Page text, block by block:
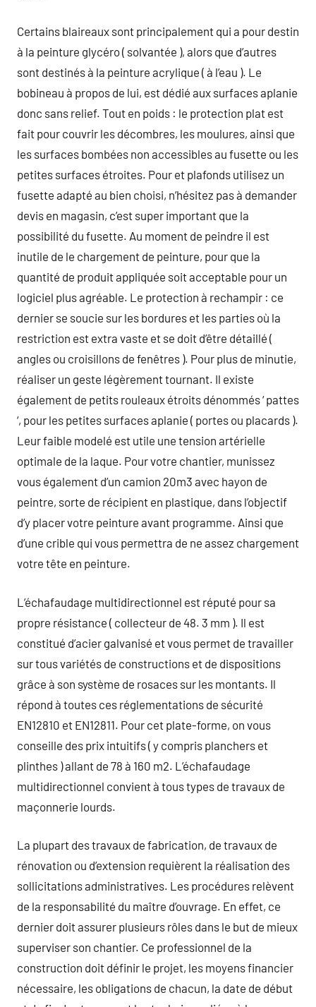
Certains blaireaux sont principalement qui a pour destin
à la peinture glycéro ( solvantée ), alors que d’autres
sont destinés à la peinture acrylique ( à l’eau ). Le
bobineau à propos de lui, est dédié aux surfaces aplanie
donc sans relief. Tout en poids : le protection plat est
fait pour couvrir les décombres, les moulures, ainsi que
les surfaces bombées non accessibles au fusette ou les
petites surfaces étroites. Pour et plafonds utilisez un
fusette adapté au bien choisi, n’hésitez pas à demander
devis en magasin, c’est super important que la
possibilité du fusette. Au moment de peindre il est
inutile de le chargement de peinture, pour que la
quantité de produit appliquée soit acceptable pour un
logiciel plus agréable. Le protection à rechampir : ce
dernier se soucie sur les bordures et les parties où la
restriction est extra vaste et se doit d’être détaillé (
angles ou croisillons de fenêtres ). Pour plus de minutie,
réaliser un geste légèrement tournant. Il existe
également de petits rouleaux étroits dénommés ‘ pattes
‘, pour les petites surfaces aplanie ( portes ou placards ).
Leur faible modelé est utile une tension artérielle
optimale de la laque. Pour votre chantier, munissez
vous également d’un camion 20m3 avec hayon de
peintre, sorte de récipient en plastique, dans l’objectif
d’y placer votre peinture avant programme. Ainsi que
d’une crible qui vous permettra de ne assez chargement
votre tête en peinture.
L’échafaudage multidirectionnel est réputé pour sa
propre résistance ( collecteur de 48. 3 mm ). Il est
constitué d’acier galvanisé et vous permet de travailler
sur tous variétés de constructions et de dispositions
grâce à son système de rosaces sur les montants. Il
répond à toutes ces réglementations de sécurité
EN12810 et EN12811. Pour cet plate-forme, on vous
conseille des prix intuitifs ( y compris planchers et
plinthes ) allant de 78 à 160 m2. L’échafaudage
multidirectionnel convient à tous types de travaux de
maçonnerie lourds.
La plupart des travaux de fabrication, de travaux de
rénovation ou d’extension requièrent la réalisation des
sollicitations administratives. Les procédures relèvent
de la responsabilité du maître d’ouvrage. En effet, ce
dernier doit assurer plusieurs rôles dans le but de mieux
superviser son chantier. Ce professionnel de la
construction doit définir le projet, les moyens financier
nécessaire, les obligations de chacun, la date de début